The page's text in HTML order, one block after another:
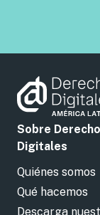
Sobre
Digitales
Quiénes somos
Qué hacemos
Descarga